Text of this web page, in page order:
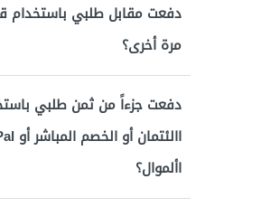
دفعت مقابل طلبي باستخدام
مرة أخرى؟
دفعت جزءاً من ثمن طلبي
األموال؟